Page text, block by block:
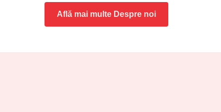
Află mai multe Despre noi